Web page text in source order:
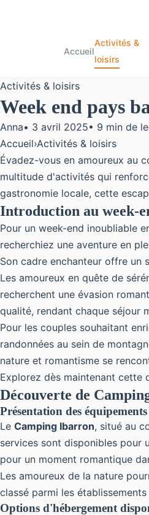
Accueil
Activités &
loisirs
Activités & loisirs
Week end pays
Anna• 3 avril 2025• 9 min de
Accueil›Activités & loisirs
Évadez-vous en amoureux au
multitude d'activités qui
gastronomie locale, cette
Introduction au week-
Pour un week-end inoubliable
recherchiez une aventure en
Son cadre enchanteur offre un
Les amoureux en quête de
recherchent une évasion
qualité, rendant chaque séjour
Pour les couples souhaitant
randonnées au sein de
nature et romantisme se
Explorez dès maintenant cette
Découverte de
Présentation des
Le Camping Ibarron, situé au
services sont disponibles pour
pour un moment romantique
Les amoureux de la nature
classé parmi les
Options d'hébergement